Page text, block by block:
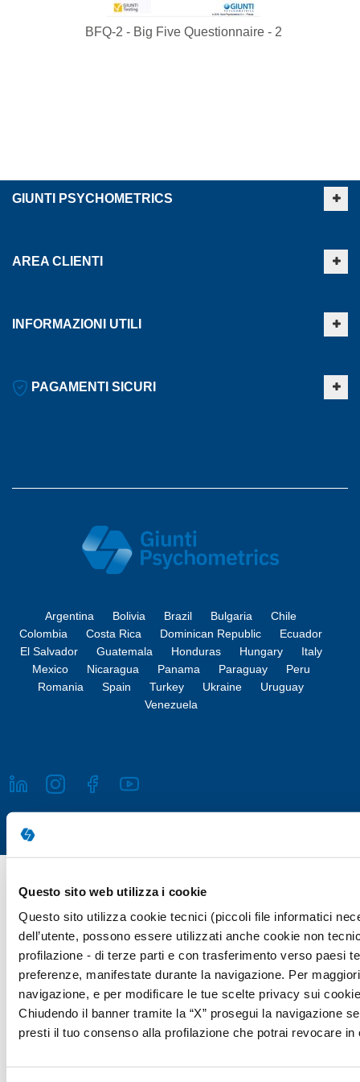
Questo sito web utilizza i cookie
Questo sito utilizza cookie tecnici (piccoli file informatici
dell’utente, possono essere utilizzati anche cookie non
profilazione - di terze parti e con trasferimento verso paesi
preferenze, manifestate durante la navigazione. Per
navigazione, e per modificare le tue scelte privacy sui
Chiudendo il banner tramite la “X” prosegui la navigazione
presti il tuo consenso alla profilazione che potrai revocare
BFQ-2 - Big Five Questionnaire - 2
GIUNTI PSYCHOMETRICS
AREA CLIENTI
INFORMAZIONI UTILI
PAGAMENTI SICURI
Argentina Bolivia Brazil Bulgaria
Chile
Colombia
Costa Rica Dominican Republic
Ecuador
El Salvador
Guatemala Honduras Hungary
Italy
Mexico
Nicaragua Panama Paraguay
Peru
Romania
Spain Turkey Ukraine
Uruguay
Venezuela
Copyright © 2026 Giunti Psychometrics Italia S.r.l. | P.IVA 07367670481
coordinamento di Holding Daniel S.r.l., tutti i diritti riservati
Responsabile della Protezione dei Dati (Art. 37 del REG UE 2016/679)
Avv. Victoria Parise privacy@giuntipsy.com